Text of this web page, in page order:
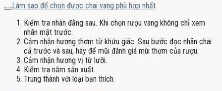
Làm sao để chọn được chai vang phù hợp nhất
Kiểm tra nhãn đằng sau. Khi chọn rượu vang không chỉ xem
nhãn mặt trước.
Cảm nhận hương thơm từ khứu giác. Sau bước đọc nhãn chai
cả trước và sau, hãy để mũi đánh giá mùi thơm của rượu.
Cảm nhận hương vị từ lưỡi.
Kiểm tra năm sản xuất.
Trung thành với loại bạn thích.